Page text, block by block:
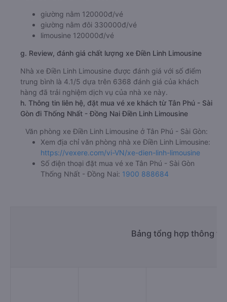
giường nằm 120000đ/vé
giường nằm đôi 330000đ/vé
limousine 120000đ/vé
g. Review, đánh giá chất lượng xe Điền Linh Limousine
Nhà xe Điền Linh Limousine được đánh giá với số điểm
trung bình là 4.1/5 dựa trên 6368 đánh giá của khách
hàng đã trải nghiệm dịch vụ của nhà xe này.
h. Thông tin liên hệ, đặt mua vé xe khách từ Tân Phú - Sài
Gòn đi Thống Nhất - Đồng Nai Điền Linh Limousine
Văn phòng xe Điền Linh Limousine ở Tân Phú - Sài Gòn:
Xem địa chỉ văn phòng nhà xe Điền Linh Limousine:
https://vexere.com/vi-VN/xe-dien-linh-limousine
Số điện thoại đặt mua vé xe Tân Phú - Sài Gòn
Thống Nhất - Đồng Nai: 1900 888684
Bảng tổng hợp thông